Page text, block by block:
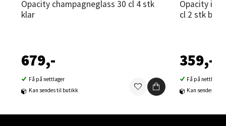
Opacity champagneglass 30 cl 4 stk
klar
679,-
Få på nettlager
Kan sendes til butikk
Opacity italiensk champagneglass 15
cl 2 stk brun
359,-
Få på nettlager
Kan sendes til
Åpent i dag 10-19
0 i butikk